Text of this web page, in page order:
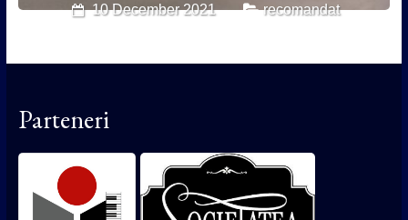
10 December 2021 recomandat
Parteneri